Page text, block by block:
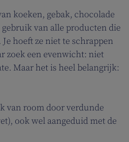
koeken, gebak, chocolade
gebruik van alle producten die
hoeft ze niet te schrappen
zoek een evenwicht: niet
Maar het is heel belangrijk:
van room door verdunde
ook wel aangeduid met de